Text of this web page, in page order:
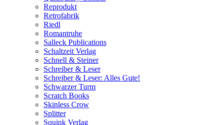
Reprodukt
Retrofabrik
Riedl
Romantruhe
Salleck Publications
Schaltzeit Verlag
Schnell & Steiner
Schreiber & Leser
Schreiber & Leser: Alles Gute!
Schwarzer Turm
Scratch Books
Skinless Crow
Splitter
Squink Verlag